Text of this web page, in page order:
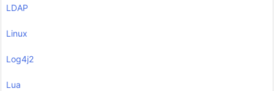
LDAP
Linux
Log4j2
Lua